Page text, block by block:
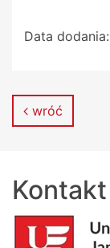
Data dodania:
wróć
Kontakt